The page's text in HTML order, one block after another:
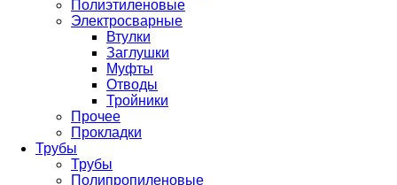
Полиэтиленовые
Электросварные
Втулки
Заглушки
Муфты
Отводы
Тройники
Прочее
Прокладки
Трубы
Трубы
Полипропиленовые